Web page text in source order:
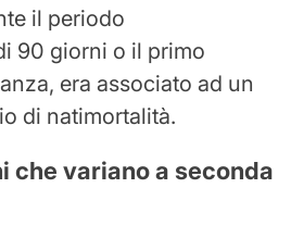
il periodo
90 giorni o il primo
era associato ad un
di natimortalità.
che variano a seconda